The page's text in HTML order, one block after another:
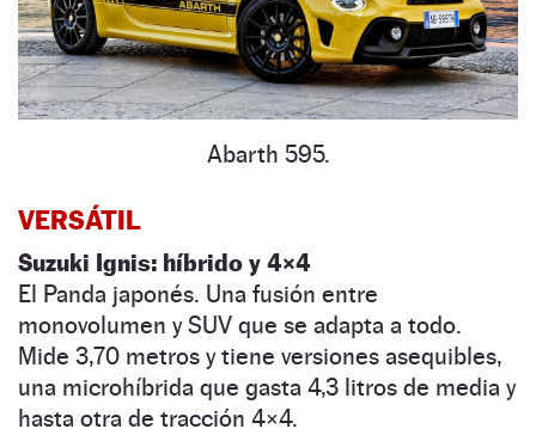
Abarth 595.
VERSÁTIL
Suzuki Ignis: híbrido y 4×4
El Panda japonés. Una fusión entre
monovolumen y SUV que se adapta a todo.
Mide 3,70 metros y tiene versiones asequibles,
una microhíbrida que gasta 4,3 litros de media y
hasta otra de tracción 4×4.